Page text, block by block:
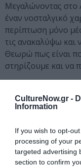
CultureNow.gr -
Information
If you wish to opt-
processing of your
targeted advertising
section to confirm
Μεγαλώνοντας στο
έναν νοσταλγικό
περίπτωση μόνο
τις ανακαλύψω και
Θεωρώ πως είναι
στηρίζουμε και να